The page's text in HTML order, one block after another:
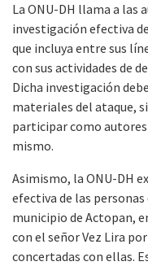
La ONU-DH llama a las
investigación efectiva
que incluya entre sus
con sus actividades de
Dicha investigación
materiales del ataque,
participar como
mismo.
Asimismo, la ONU-DH
efectiva de las
municipio de Actopan,
con el señor Vez Lira
concertadas con ellas.